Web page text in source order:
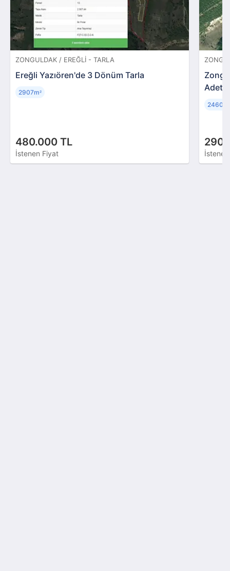
ZONGULDAK / EREĞLI - TARLA
Ereğli Yazıören'de 3 Dönüm Tarla
480.000 TL
İstenen Fiyat
2907m²
Adet
2460m